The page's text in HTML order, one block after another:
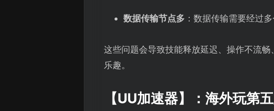
数据传输节点多 ：数据传输需要经过
这些问题会导致技能释放延迟、操作不流
乐趣。
【UU加速器】：海外玩第